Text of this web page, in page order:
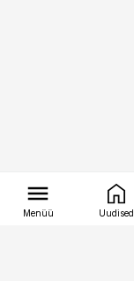
Menüü Uudised